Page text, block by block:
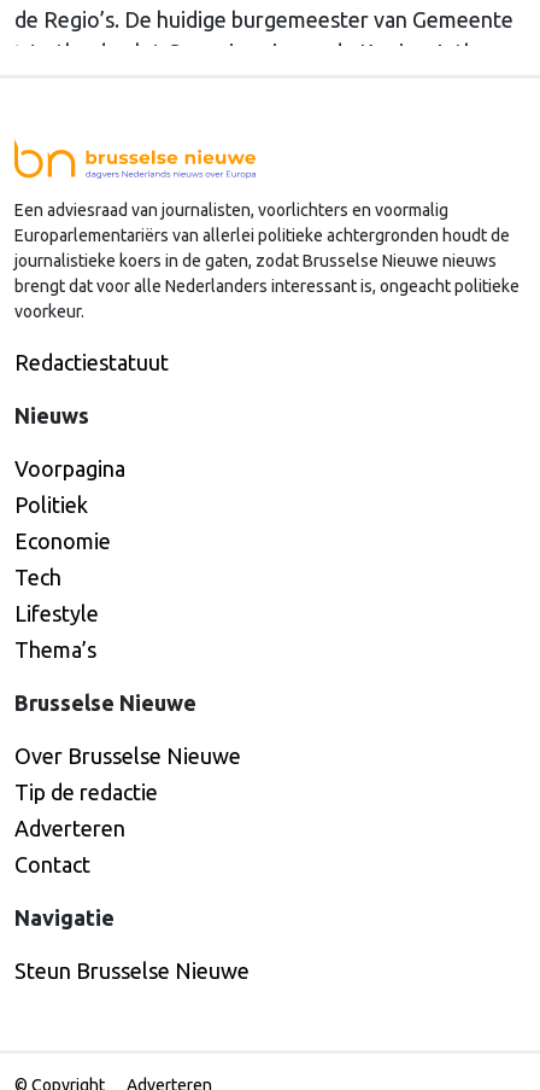
de Regio’s. De huidige burgemeester van Gemeente
Westland volgt Commissaris van de Koning Arthur
Nederlandse regio’s behoorlijk succesvol in hun
lobby in Brussel, en dat komt vooral omdat …
Continued
Een adviesraad van journalisten, voorlichters en voormalig
Europarlementariërs van allerlei politieke achtergronden houdt de
journalistieke koers in de gaten, zodat Brusselse Nieuwe nieuws
brengt dat voor alle Nederlanders interessant is, ongeacht politieke
voorkeur.
Redactiestatuut
Nieuws
Voorpagina
Politiek
Economie
Tech
Lifestyle
Thema’s
Brusselse Nieuwe
Over Brusselse Nieuwe
Tip de redactie
Adverteren
Contact
Navigatie
Steun Brusselse Nieuwe
© Copyright Adverteren